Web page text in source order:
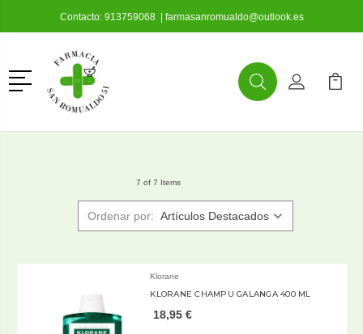
Contacto: 913759068| farmasanromualdo@outlook.es
Menú
BuscarMi Cuenta
Mi
7 of 7 Items
Ordenar por:
Klorane
KLORANE CHAMPU GALANGA 400 ML
18,95 €